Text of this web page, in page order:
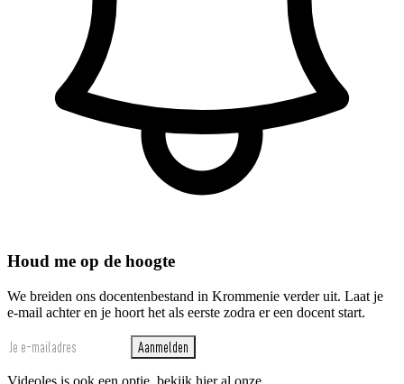
Houd me op de hoogte
We breiden ons docentenbestand in Krommenie verder uit. Laat je
e-mail achter en je hoort het als eerste zodra er een docent start.
Aanmelden
Videoles is ook een optie, bekijk hier al onze